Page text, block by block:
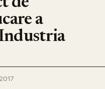
a